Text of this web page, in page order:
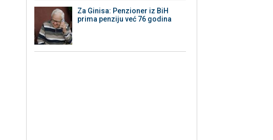
Za Ginisa: Penzioner iz BiH
prima penziju već 76 godina